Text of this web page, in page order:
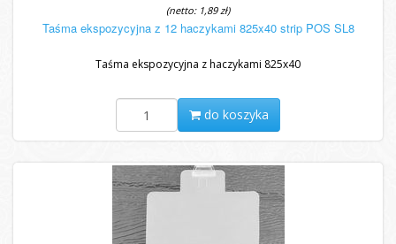
(netto: 1,89 zł)
Taśma ekspozycyjna z 12 haczykami 825x40 strip POS SL8
Taśma ekspozycyjna z haczykami 825x40
do koszyka